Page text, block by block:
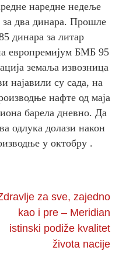
наредне недеље
два динара. Прошле
динара за литар
европремијум БМБ 95
земаља извозница
су сада, на
нафте од маја
барела дневно. Да
одлука долази након
у октобру .
za sve, zajedno
kao i pre – Meridian
istinski podiže kvalitet
života nacije